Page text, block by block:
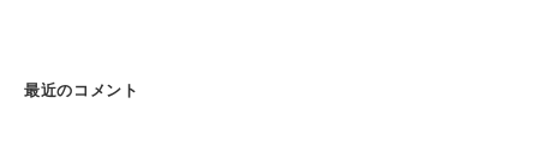
最近のコメント